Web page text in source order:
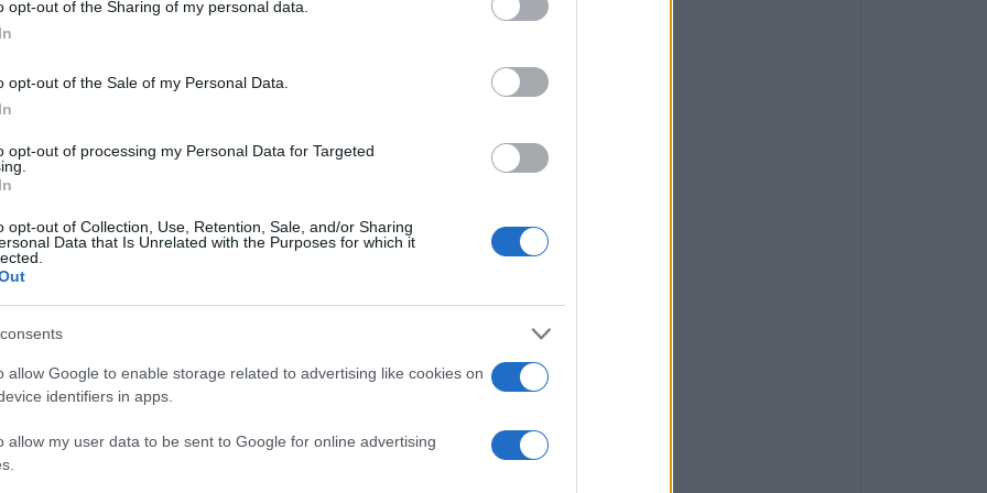
opt-out of the Sharing of my personal data.
opt-out of the Sale of my Personal Data.
opt-out of processing my Personal Data for Targeted
opt-out of Collection, Use, Retention, Sale, and/or Sharing
Data that Is Unrelated with the Purposes for which it
allow Google to enable storage related to advertising like cookies on
identifiers in apps.
allow my user data to be sent to Google for online advertising
Αϊνδιλή, Χαρά Καρυάμη, Εύα Χριστοδούλου,
από τροχαίο το 2014. Η επιτυχία αυτή ήταν στην
Αγώνες στο συγκεκριμένο άθλημα, πήρε το
αθλήτρια της Κέρκυρας μετά την αναβίωση των
του Σπύρου Γιαννιώτη στο Ρίο (Βραζιλία) το
πολύ σκληρά, στερήθηκε πολλά (θα λέγαμε τα
(έχει κερδίσει και χρυσό στο παγκόσμιο
την Ελλάδα περήφανη.
τη συγκίνηση που νοιώσαμε τότε.